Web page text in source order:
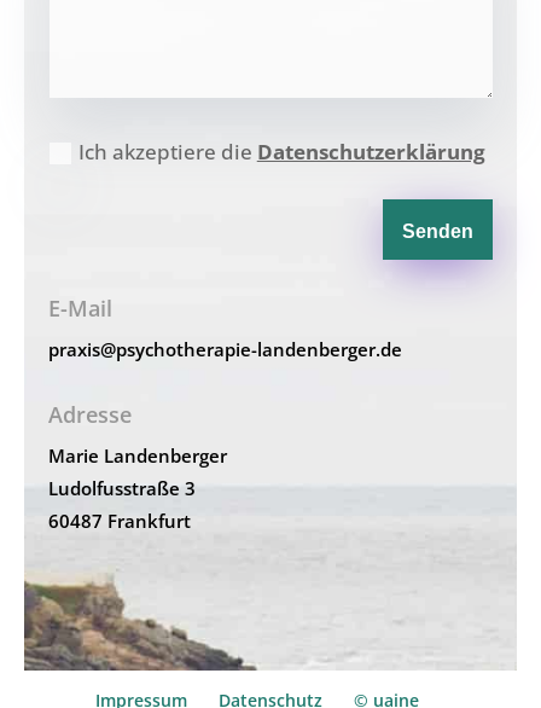
Ich akzeptiere die Datenschutzerklärung
Senden
E-Mail
praxis@psychotherapie-landenberger.de
Adresse
Marie Landenberger
Ludolfusstraße 3
60487 Frankfurt
Impressum Datenschutz © uaine